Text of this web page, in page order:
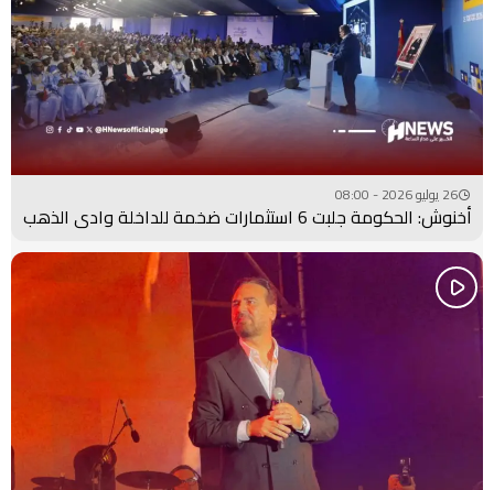
26 يوليو 2026 - 08:00
أخنوش: الحكومة جلبت 6 استثمارات ضخمة للداخلة وادي الذهب